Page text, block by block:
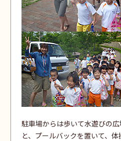
駐車場からは歩いて水遊びの
と、プールバックを置いて、